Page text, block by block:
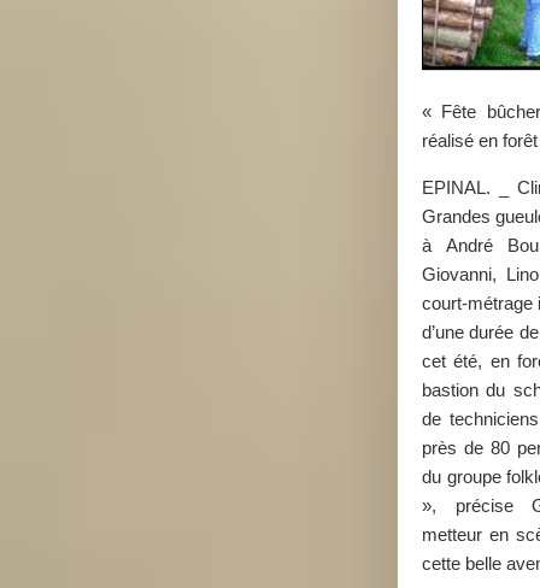
« Fête
réalisé en
EPINAL. _
Grandes
à André
Giovanni,
court-métrage
d’une durée
cet été, en
bastion du
de
près de 80
du groupe
», précise
metteur en
cette belle